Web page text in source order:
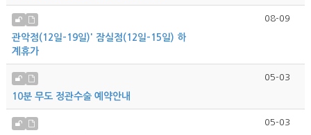
관악점(12일-19일)' 잠실점(12일-15일) 하
계휴가
08-09
10분 무도 정관수술 예약안내
05-03
05-03